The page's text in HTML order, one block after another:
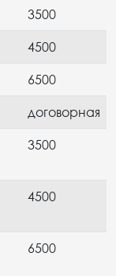
3500
4500
6500
договорная
3500
4500
6500